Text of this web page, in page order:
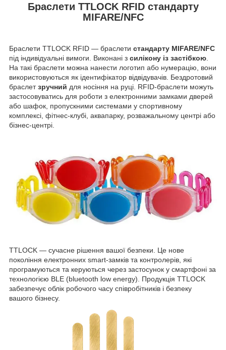
Браслети TTLOCK RFID стандарту
MIFARE/NFC
Браслети TTLOCK RFID — браслети стандарту MIFARE/NFC
під індивідуальні вимоги. Виконані з силікону із застібкою.
На такі браслети можна нанести логотип або нумерацію, вони
використовуються як ідентифікатор відвідувачів. Бездротовий
браслетзручний для носіння на руці. RFID-браслети можуть
застосовуватись для роботи з електронними замками дверей
або шафок, пропускними системами у спортивному
комплексі, фітнес-клубі, аквапарку, розважальному центрі або
бізнес-центрі.
TTLOCK — сучасне рішення вашої безпеки. Це нове
покоління електронних smart-замків та контролерів, які
програмуються та керуються через застосунок у смартфоні за
технологією BLE (bluetooth low energy). Продукція TTLOCK
забезпечує облік робочого часу співробітників і безпеку
вашого бізнесу.